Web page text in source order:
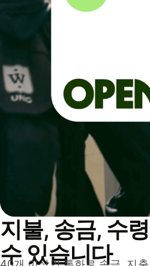
지불, 송금, 수
수 있습니다